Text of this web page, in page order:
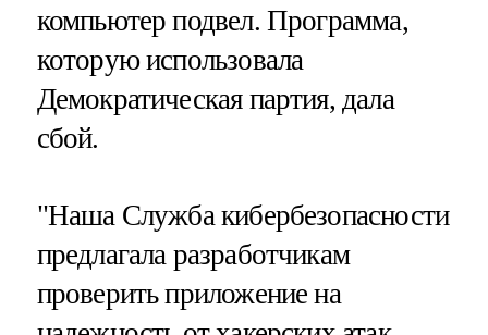
компьютер подвел. Программа,
которую использовала
Демократическая партия, дала
сбой.
"Наша Служба кибербезопасности
предлагала разработчикам
проверить приложение на